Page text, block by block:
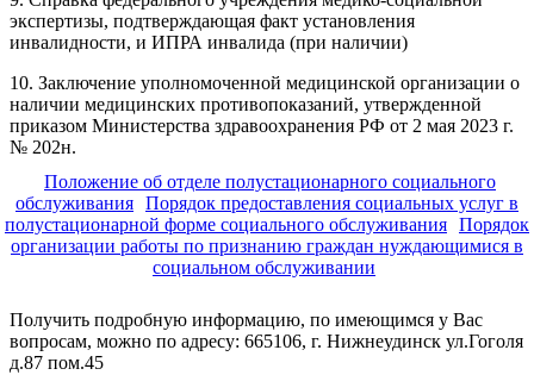
экспертизы, подтверждающая факт установления
инвалидности, и ИПРА инвалида (при наличии)
10. Заключение уполномоченной медицинской организации о
наличии медицинских противопоказаний, утвержденной
приказом Министерства здравоохранения РФ от 2 мая 2023 г.
№ 202н.
Положение об отделе полустационарного социального
обслуживания Порядок предоставления социальных услуг в
полустационарной форме социального обслуживания Порядок
организации работы по признанию граждан нуждающимися в
социальном обслуживании
Получить подробную информацию, по имеющимся у Вас
вопросам, можно по адресу: 665106, г. Нижнеудинск ул.Гоголя
д.87 пом.45